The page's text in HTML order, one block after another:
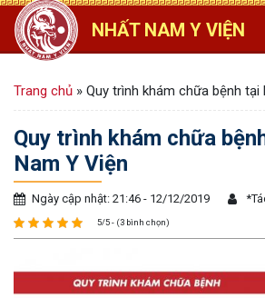
NHẤT NAM Y VIỆN
Trang chủ » Quy trình khám chữa bệnh tại
Quy trình khám chữa
Nam Y Viện
Ngày cập nhật: 21:46 - 12/12/2019 *
5/5 - (3 bình chọn)